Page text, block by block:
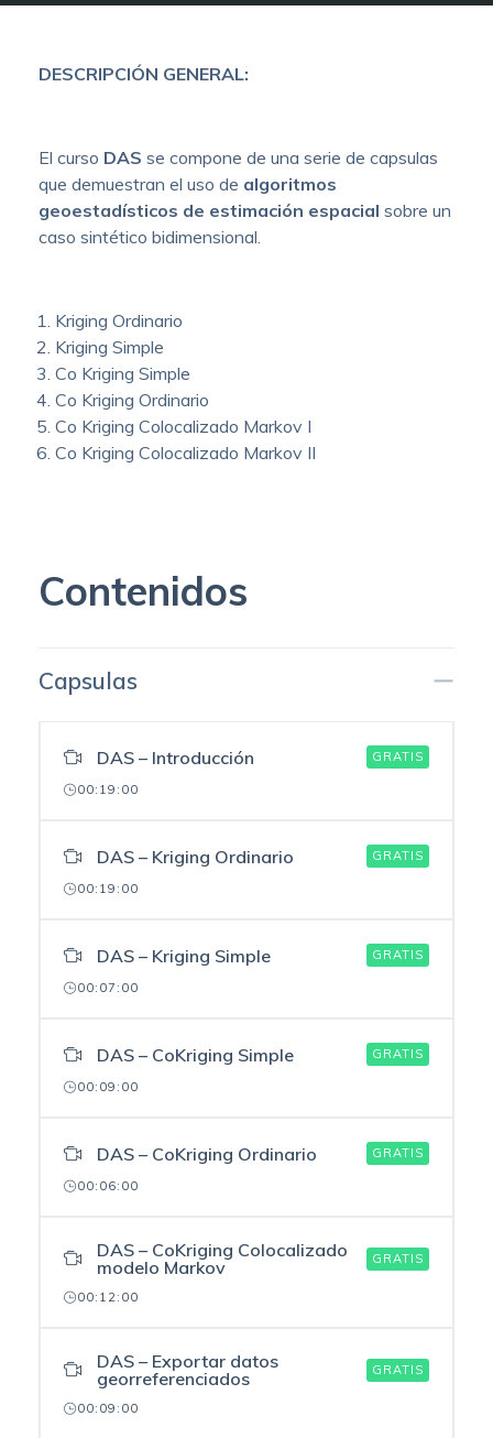
DESCRIPCIÓN GENERAL:
El curso DAS se compone de una serie de capsulas
que demuestran el uso de algoritmos
geoestadísticos de estimación espacial sobre un
caso sintético bidimensional.
Kriging Ordinario
Kriging Simple
Co Kriging Simple
Co Kriging Ordinario
Co Kriging Colocalizado Markov I
Co Kriging Colocalizado Markov II
Contenidos
Capsulas
DAS – Introducción GRATIS
00:19:00
DAS – Kriging Ordinario GRATIS
00:19:00
DAS – Kriging Simple GRATIS
00:07:00
DAS – CoKriging Simple GRATIS
00:09:00
DAS – CoKriging Ordinario GRATIS
00:06:00
DAS – CoKriging Colocalizado
modelo Markov
GRATIS
00:12:00
DAS – Exportar datos
georreferenciados
GRATIS
00:09:00